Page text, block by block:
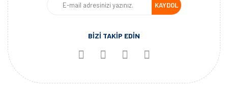
KAYDOL
BİZİ TAKİP EDİN